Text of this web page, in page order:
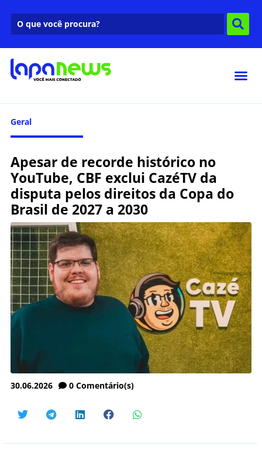
Geral
Apesar de recorde histórico no
YouTube, CBF exclui CazéTV da
disputa pelos direitos da Copa do
Brasil de 2027 a 2030
30.06.2026 0 Comentário(s)